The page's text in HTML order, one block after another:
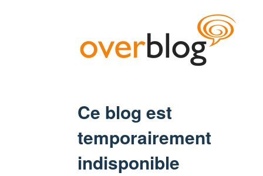
Ce blog est
temporairement
indisponible